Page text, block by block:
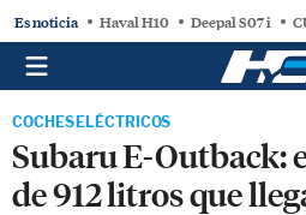
Es noticia Haval H10 Deepal S07 i
COCHES ELÉCTRICOS
Subaru E-Outback:
de 912 litros que